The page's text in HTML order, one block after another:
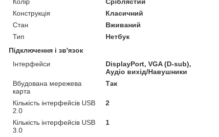
Конструкція
Класичний
Стан
Вживаний
Тип
Нетбук
Підключення і зв'язок
Інтерфейси
DisplayPort, VGA (D-sub),
Аудіо вихід/Навушники
Вбудована мережева
карта
Так
Кількість інтерфейсів USB
2.0
2
Кількість інтерфейсів USB
3.0
1